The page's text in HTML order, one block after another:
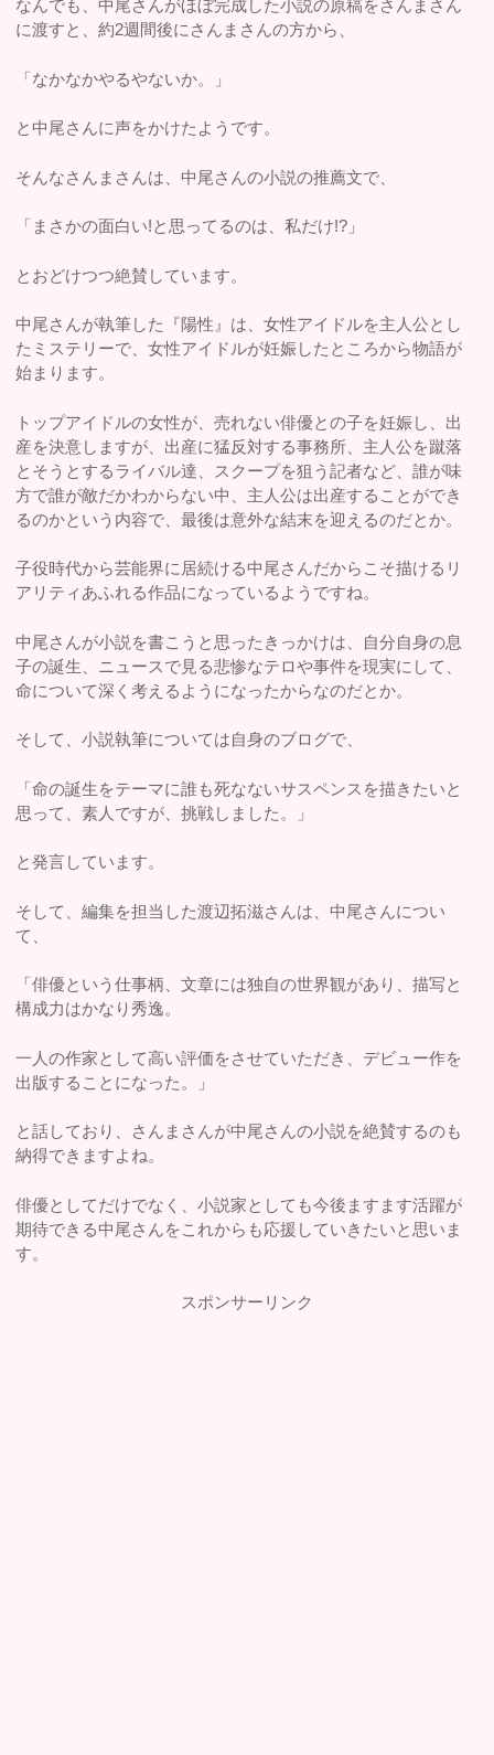
なんでも、中尾さんがほぼ完成した小説の原稿をさんまさん
に渡すと、約2週間後にさんまさんの方から、
「なかなかやるやないか。」
と中尾さんに声をかけたようです。
そんなさんまさんは、中尾さんの小説の推薦文で、
「まさかの面白い!と思ってるのは、私だけ!?」
とおどけつつ絶賛しています。
中尾さんが執筆した『陽性』は、女性アイドルを主人公とし
たミステリーで、女性アイドルが妊娠したところから物語が
始まります。
トップアイドルの女性が、売れない俳優との子を妊娠し、出
産を決意しますが、出産に猛反対する事務所、主人公を蹴落
とそうとするライバル達、スクープを狙う記者など、誰が味
方で誰が敵だかわからない中、主人公は出産することができ
るのかという内容で、最後は意外な結末を迎えるのだとか。
子役時代から芸能界に居続ける中尾さんだからこそ描けるリ
アリティあふれる作品になっているようですね。
中尾さんが小説を書こうと思ったきっかけは、自分自身の息
子の誕生、ニュースで見る悲惨なテロや事件を現実にして、
命について深く考えるようになったからなのだとか。
そして、小説執筆については自身のブログで、
「命の誕生をテーマに誰も死なないサスペンスを描きたいと
思って、素人ですが、挑戦しました。」
と発言しています。
そして、編集を担当した渡辺拓滋さんは、中尾さんについ
て、
「俳優という仕事柄、文章には独自の世界観があり、描写と
構成力はかなり秀逸。
一人の作家として高い評価をさせていただき、デビュー作を
出版することになった。」
と話しており、さんまさんが中尾さんの小説を絶賛するのも
納得できますよね。
俳優としてだけでなく、小説家としても今後ますます活躍が
期待できる中尾さんをこれからも応援していきたいと思いま
す。
スポンサーリンク